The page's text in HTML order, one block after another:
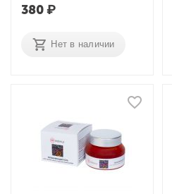
380₽
Нет в наличии